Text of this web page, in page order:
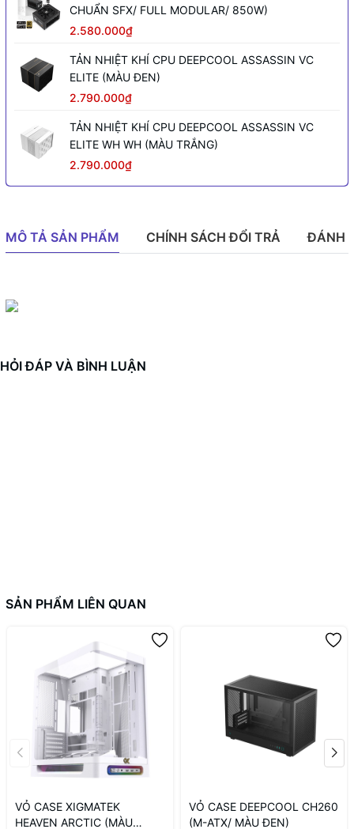
CHUẨN SFX/ FULL MODULAR/ 850W)
2.580.000₫
TẢN NHIỆT KHÍ CPU DEEPCOOL ASSASSIN VC
ELITE (MÀU ĐEN)
2.790.000₫
TẢN NHIỆT KHÍ CPU DEEPCOOL ASSASSIN VC
ELITE WH WH (MÀU TRẮNG)
2.790.000₫
MÔ TẢ SẢN PHẨM CHÍNH SÁCH ĐỔI TRẢ ĐÁNH
HỎI ĐÁP VÀ BÌNH LUẬN
SẢN PHẨM LIÊN QUAN
VỎ CASE XIGMATEK
HEAVEN ARCTIC (MÀU
VỎ CASE DEEPCOOL CH260
(M-ATX/ MÀU ĐEN)